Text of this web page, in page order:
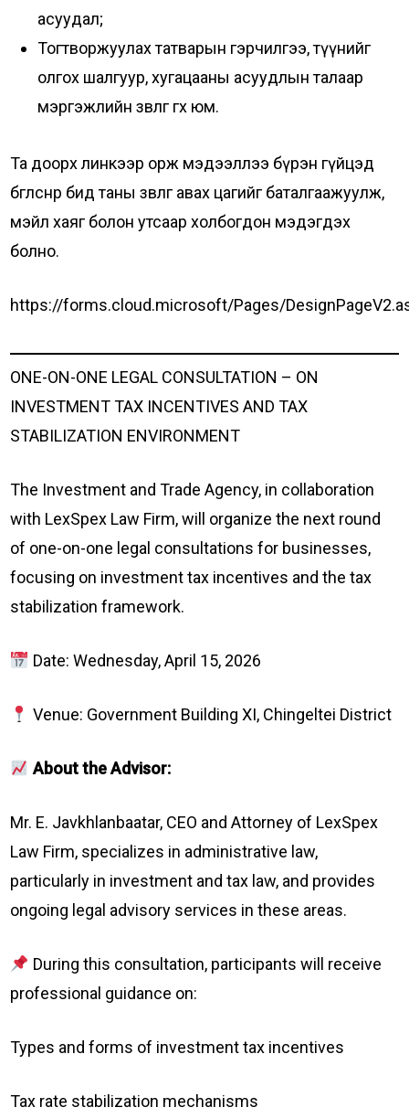
асуудал;
Тогтворжуулах татварын гэрчилгээ, түүнийг
олгох шалгуур, хугацааны асуудлын талаар
мэргэжлийн зөвлөгөө өгөх юм.
Та доорх линкээр орж мэдээллээ бүрэн гүйцэд
бөглөснөөр бид таны зөвлөгөө авах цагийг баталгаажуулж,
мэйл хаяг болон утсаар холбогдон мэдэгдэх
болно.
https://forms.cloud.microsoft/Pages/
ONE-ON-ONE LEGAL CONSULTATION – ON
INVESTMENT TAX INCENTIVES AND TAX
STABILIZATION ENVIRONMENT
The Investment and Trade Agency, in collaboration
with LexSpex Law Firm, will organize the next round
of one-on-one legal consultations for businesses,
focusing on investment tax incentives and the tax
stabilization framework.
Date: Wednesday, April 15, 2026
Venue: Government Building XI, Chingeltei District
About the Advisor:
Mr. E. Javkhlanbaatar, CEO and Attorney of LexSpex
Law Firm, specializes in administrative law,
particularly in investment and tax law, and provides
ongoing legal advisory services in these areas.
During this consultation, participants will receive
professional guidance on:
Types and forms of investment tax incentives
Tax rate stabilization mechanisms